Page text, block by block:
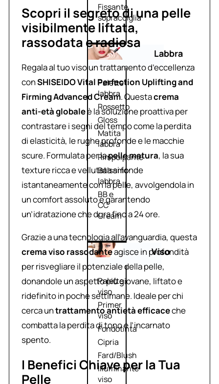
Fissante
sopracciglia
Labbra
Palette
labbra
Rossetto
Gloss
Matita
labbra
Rimpolpante
Balsamo
labbra
BB e
CC
Cream
Viso
Palette
viso
Primer
viso
Fondotinta
Cipria
Fard/Blush
Illuminante
viso
Scopri il segreto di una pelle
visibilmente liftata,
rassodata e radiosa
Regala al tuo viso un trattamento d’eccellenza
conSHISEIDO Vital Perfection Uplifting and
Firming Advanced Cream. Questacrema
anti-età globale è la soluzione proattiva per
contrastare i segni del tempo come la perdita
di elasticità, le rughe profonde e le macchie
scure. Formulata per lapelle matura, la sua
texture ricca e vellutata si fonde
istantaneamente con la pelle, avvolgendola in
un comfort assoluto e garantendo
un’idratazione che dura fino a 24 ore.
Grazie a una tecnologia all’avanguardia, questa
crema viso rassodanteagisce in profondità
per risvegliare il potenziale della pelle,
donandole un aspetto più giovane, liftato e
ridefinito in poche settimane. Ideale per chi
cerca untrattamento antietà efficaceche
combatta la perdita di tono e l’incarnato
spento.
I Benefici Chiave per la Tua
Pelle